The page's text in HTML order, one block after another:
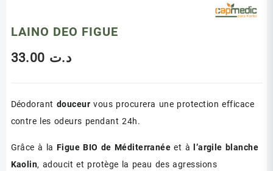
LAINO DEO FIGUE
د.ت
Déodorant douceur vous procurera une protection efficace
contre les odeurs pendant 24h.
Grâce à la Figue BIO de Méditerranée et à l’argile blanche
Kaolin, adoucit et protège la peau des agressions